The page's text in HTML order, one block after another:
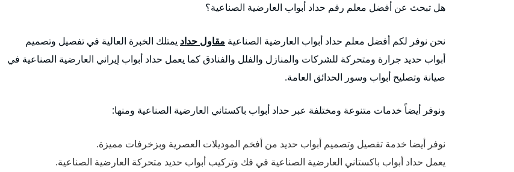
هل تبحث عن أفضل معلم رقم حداد أبواب العارضية الصناعية؟
نحن نوفر لكم أفضل معلم حداد أبواب العارضية الصناعية مقاول حداد يمتلك الخبرة العالية في تفصيل وتصميم
أبواب حديد جرارة ومتحركة للشركات والمنازل والفلل والفنادق كما يعمل حداد أبواب إيراني العارضية الصناعية في
صيانة وتصليح أبواب وسور الحدائق العامة.
ونوفر أيضاً خدمات متنوعة ومختلفة عبر حداد أبواب باكستاني العارضية الصناعية ومنها:
نوفر أيضا خدمة تفصيل وتصميم أبواب حديد من أفخم الموديلات العصرية وبزخرفات مميزة.
يعمل حداد أبواب باكستاني العارضية الصناعية في فك وتركيب أبواب حديد متحركة العارضية الصناعية.